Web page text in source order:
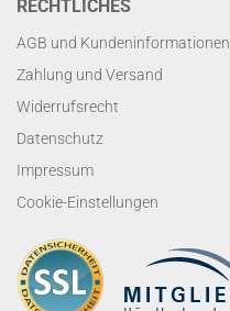
RECHTLICHES
AGB und Kundeninformationen
Zahlung und Versand
Widerrufsrecht
Datenschutz
Impressum
Cookie-Einstellungen